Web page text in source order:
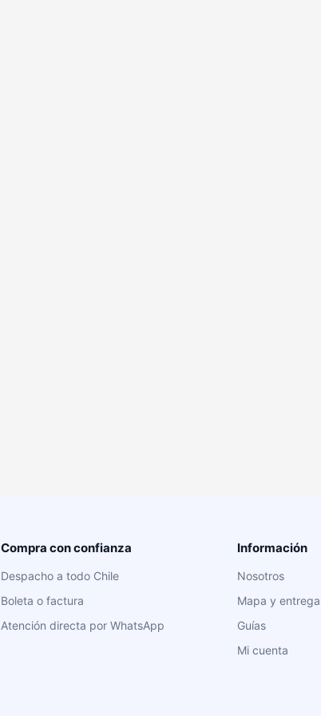
Compra con confianza
Despacho a todo Chile
Boleta o factura
Atención directa por WhatsApp
Información
Nosotros
Mapa y
Guías
Mi cuenta